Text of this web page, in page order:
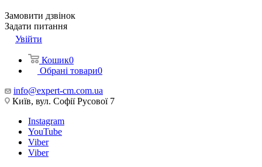
Замовити дзвінок
Задати питання
Увійти
Кошик0
Обрані товари0
info@expert-cm.com.ua
Київ, вул. Софії Русової 7
Instagram
YouTube
Viber
Viber